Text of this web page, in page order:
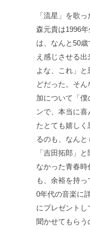
「流星」を歌
森元貴は1996
は、なんと50
え感じさせる
よな、これ」
どだった。そ
加について「
ンで、本当に
たとても嬉し
るのも、なんと
「吉田拓郎」
なかった青春時
も、余裕を持
0年代の音楽に
にプレゼント
聞かせてもらう